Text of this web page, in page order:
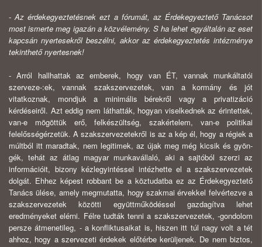
- Az érdekegyeztetésnek ezt a fórumát, az Érdekegyeztető Tanácsot
most ismerte meg igazán a közvélemény. S ha lehet egyáltalán az eset
kapcsán nyerte­sekről beszélni, akkor az érdekegyeztetés intézménye
tekinthető nyertesnek!
- Arról hallhattak az emberek, hogy van ÉT, vannak munkáltatói
szerveze-:ek, vannak szakszervezetek, van a kormány és jót
vitatkoznak, mondjuk a mi­nimális bérekről vagy a privatizáció
kérdéseiről. Azt eddig nem láthatták, ho­gyan viselkednek az érintettek,
van-e mögöttük erő, felkészültség, szakértelem, van-e politikai
felelősségérzetük. A szakszervezetekről is az a kép él, hogy a régiek a
múltból itt maradtak, nem legitimek, az újak meg még kicsik és gyön­
gék, tehát az átlag magyar munkavállaló, aki a sajtóból szerzi az
információit, bizony kézlegyintéssel intézhette el a szakszervezetek
dolgát. Ehhez képest rob­bant be a köztudatba ez az Érdekegyeztető
Tanács ülése, amely megmutatta, hogy szakmai érvekkel felvértezve a
szakszervezetek közötti együttműködéssel gazdagítva lehet
eredményeket elérni. Félre tudták tenni a szakszervezetek, -gondolom
persze átmenetileg, - a konfliktusaikat is, hiszen itt túl nagy volt a tét
ahhoz, hogy a szervezeti érdekek előtérbe kerüljenek. De nem biztos,